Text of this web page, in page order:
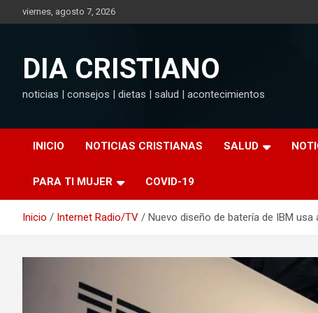
al
viernes, agosto 7, 2026
DIA CRISTIANO
noticias | consejos | dietas | salud | acontecimientos
INICIO NOTICIAS CRISTIANAS SALUD
PARA TI MUJER COVID-19
Inicio Internet Radio/TV Nuevo diseño de batería de IBM